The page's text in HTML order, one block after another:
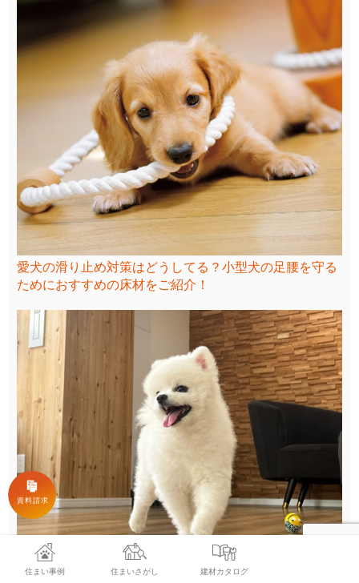
愛犬の滑り止め対策はどうしてる？小型犬の足腰を守る
ためにおすすめの床材をご紹介！
愛犬の滑り止めにはフロアコーティングがおすすめ！メ
住まい事例 住まいさがし 建材カタログ